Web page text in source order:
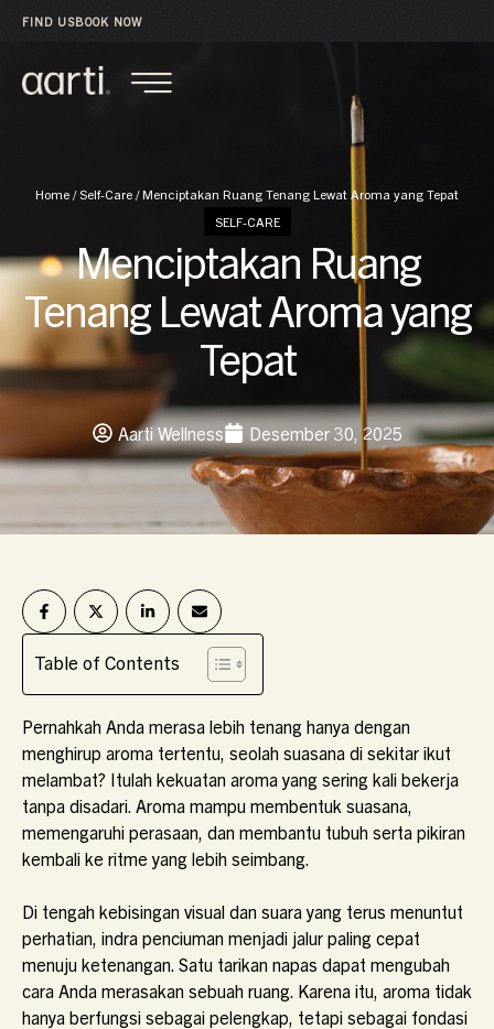
FIND USBOOK NOW
Home /Self-Care / Menciptakan Ruang Tenang Lewat Aroma yang Tepat
SELF-CARE
Menciptakan Ruang
Tenang Lewat Aroma yang
Tepat
Aarti Wellness Desember 30, 2025
Table of Contents
Pernahkah Anda merasa lebih tenang hanya dengan
menghirup aroma tertentu, seolah suasana di sekitar ikut
melambat? Itulah kekuatan aroma yang sering kali bekerja
tanpa disadari. Aroma mampu membentuk suasana,
memengaruhi perasaan, dan membantu tubuh serta pikiran
kembali ke ritme yang lebih seimbang.
Di tengah kebisingan visual dan suara yang terus menuntut
perhatian, indra penciuman menjadi jalur paling cepat
menuju ketenangan. Satu tarikan napas dapat mengubah
cara Anda merasakan sebuah ruang. Karena itu, aroma tidak
hanya berfungsi sebagai pelengkap, tetapi sebagai fondasi